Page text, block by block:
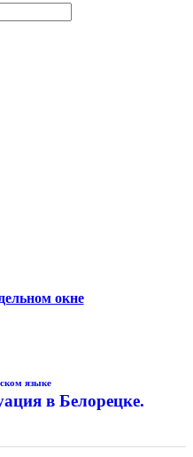
окне
языке
в Белорецке.